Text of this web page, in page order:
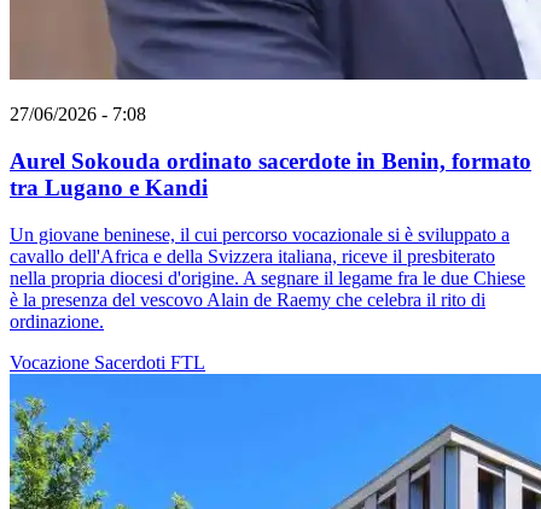
27/06/2026 - 7:08
Aurel Sokouda ordinato sacerdote in Benin, formato
tra Lugano e Kandi
Un giovane beninese, il cui percorso vocazionale si è sviluppato a
cavallo dell'Africa e della Svizzera italiana, riceve il presbiterato
nella propria diocesi d'origine. A segnare il legame fra le due Chiese
è la presenza del vescovo Alain de Raemy che celebra il rito di
ordinazione.
Vocazione Sacerdoti FTL